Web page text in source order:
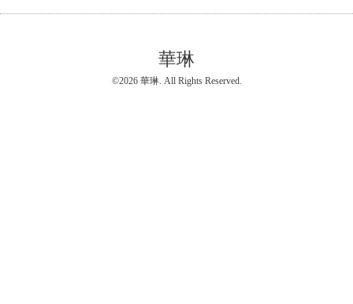
華琳
©2026 華琳. All Rights Reserved.